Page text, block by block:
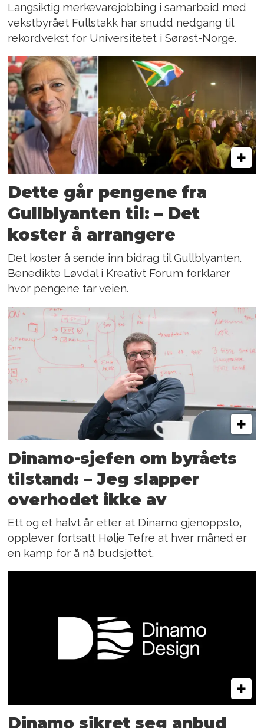
Langsiktig merkevarejobbing i samarbeid med
vekstbyrået Fullstakk har snudd nedgang til
rekordvekst for Universitetet i Sørøst-Norge.
Dette går pengene fra
Gullblyanten til: – Det
koster å arrangere
Det koster å sende inn bidrag til Gullblyanten.
Benedikte Løvdal i Kreativt Forum forklarer
hvor pengene tar veien.
Dinamo-sjefen om byråets
tilstand: – Jeg slapper
overhodet ikke av
Ett og et halvt år etter at Dinamo gjenoppsto,
opplever fortsatt Hølje Tefre at hver måned er
en kamp for å nå budsjettet.
Dinamo sikret seg anbud